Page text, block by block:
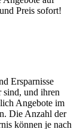
Preis sofort!
Ersparnisse
sind, und ihren
Angebote im
Die Anzahl der
können je nach